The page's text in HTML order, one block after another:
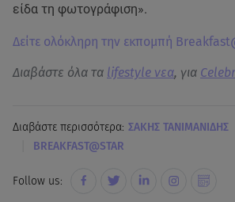
είδα τη φωτογράφιση».
Δείτε ολόκληρη την εκπομπή
Διαβάστε όλα τα lifestyle νεα, για
Διαβάστε περισσότερα: ΣΑΚΗΣ ΤΑΝΙΜΑΝΙΔΗΣ
BREAKFAST@STAR
Follow us: